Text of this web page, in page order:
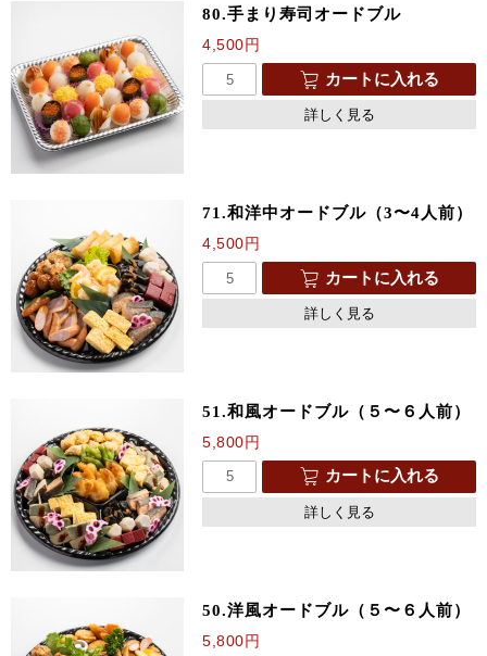
80.手まり寿司オードブル
4,500円
カートに入れる
詳しく見る
71.和洋中オードブル（3〜4人前）
4,500円
カートに入れる
詳しく見る
51.和風オードブル（５〜６人前）
5,800円
カートに入れる
詳しく見る
50.洋風オードブル（５〜６人前）
5,800円